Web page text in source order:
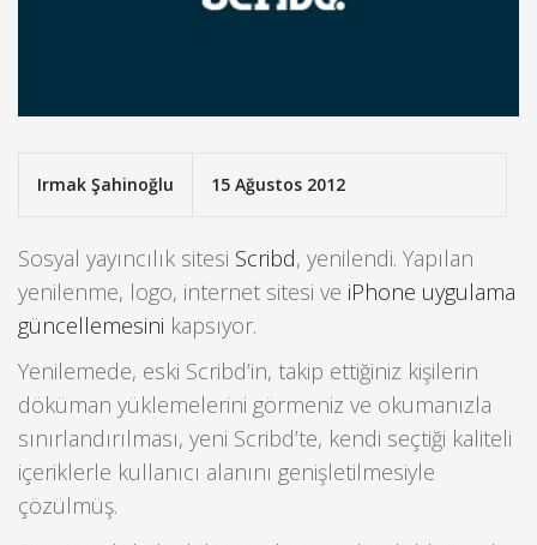
Irmak Şahinoğlu 15 Ağustos 2012
Sosyal yayıncılık sitesi Scribd, yenilendi. Yapılan
yenilenme, logo, internet sitesi ve iPhone uygulama
güncellemesini kapsıyor.
Yenilemede, eski Scribd’in, takip ettiğiniz kişilerin
döküman yüklemelerini görmeniz ve okumanızla
sınırlandırılması, yeni Scribd’te, kendi seçtiği kaliteli
içeriklerle kullanıcı alanını genişletilmesiyle
çözülmüş.